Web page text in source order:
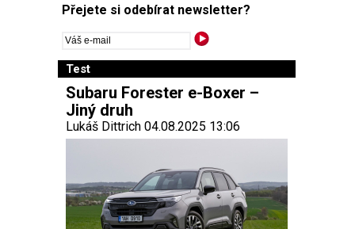
Přejete si odebírat newsletter?
Test
Subaru Forester e-Boxer –
Jiný druh
Lukáš Dittrich 04.08.2025 13:06